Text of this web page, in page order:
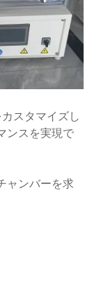
スタマイズし
ンスを実現で
ャンバーを求